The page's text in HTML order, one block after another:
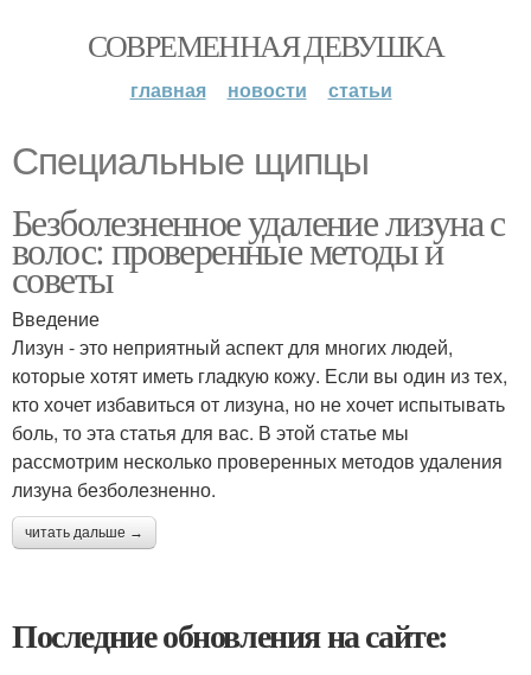
СОВРЕМЕННАЯ ДЕВУШКА
главная новости статьи
Специальные щипцы
Безболезненное удаление лизуна с
волос: проверенные методы и
советы
Введение
Лизун - это неприятный аспект для многих людей,
которые хотят иметь гладкую кожу. Если вы один из тех,
кто хочет избавиться от лизуна, но не хочет испытывать
боль, то эта статья для вас. В этой статье мы
рассмотрим несколько проверенных методов удаления
лизуна безболезненно.
читать дальше →
Последние обновления на сайте: